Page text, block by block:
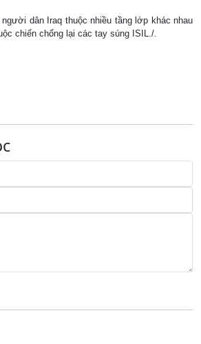
người dân Iraq thuộc nhiều tầng lớp khác nhau
chiến chống lại các tay súng ISIL./.